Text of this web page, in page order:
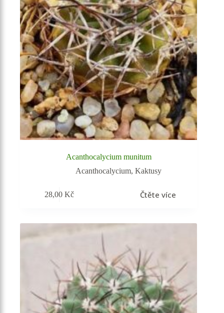
Acanthocalycium munitum
Acanthocalycium,Kaktusy
28,00Kč Čtěte více